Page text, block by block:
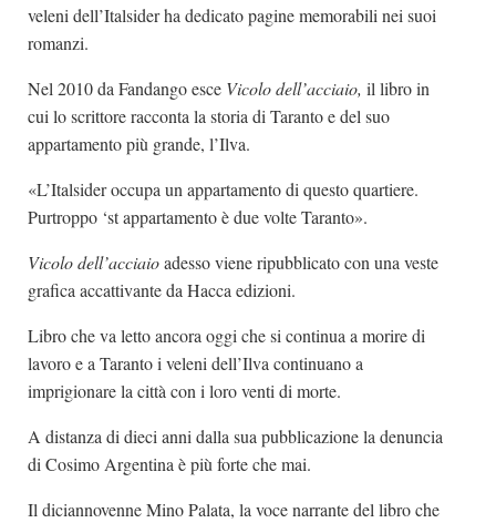
veleni dell’Italsider ha dedicato pagine memorabili nei suoi
romanzi.
Nel 2010 da Fandango esce Vicolo dell’acciaio, il libro in
cui lo scrittore racconta la storia di Taranto e del suo
appartamento più grande, l’Ilva.
«L’Italsider occupa un appartamento di questo quartiere.
Purtroppo ‘st appartamento è due volte Taranto».
Vicolo dell’acciaioadesso viene ripubblicato con una veste
grafica accattivante da Hacca edizioni.
Libro che va letto ancora oggi che si continua a morire di
lavoro e a Taranto i veleni dell’Ilva continuano a
imprigionare la città con i loro venti di morte.
A distanza di dieci anni dalla sua pubblicazione la denuncia
di Cosimo Argentina è più forte che mai.
Il diciannovenne Mino Palata, la voce narrante del libro che